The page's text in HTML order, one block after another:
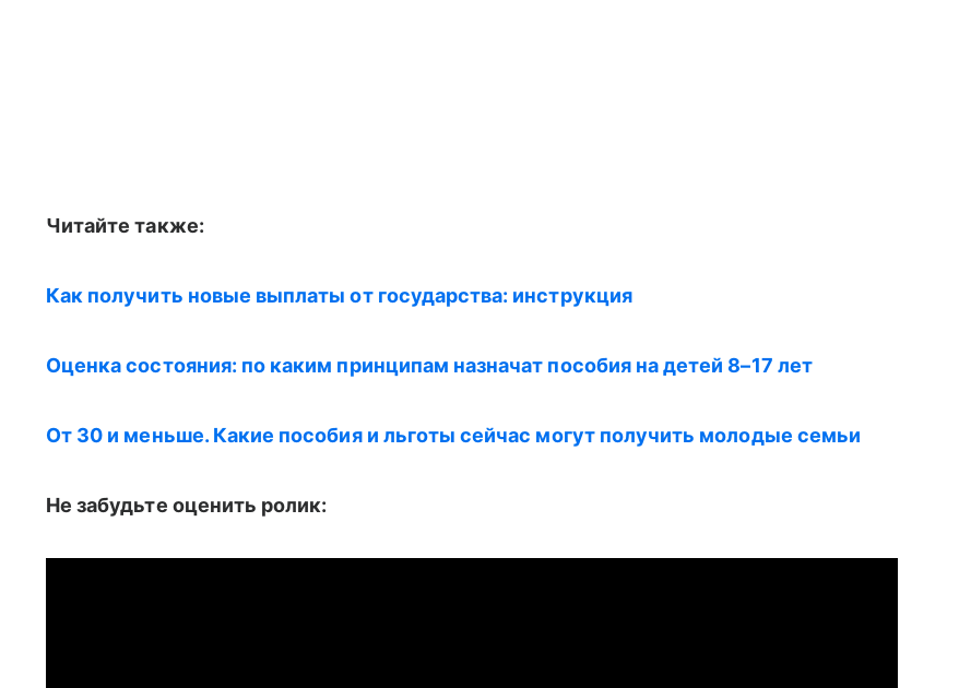
Читайте также:
Как получить новые выплаты от государства: инструкция
Оценка состояния: по каким принципам назначат пособия на детей 8–17 лет
От 30 и меньше. Какие пособия и льготы сейчас могут получить молодые семьи
Не забудьте оценить ролик: